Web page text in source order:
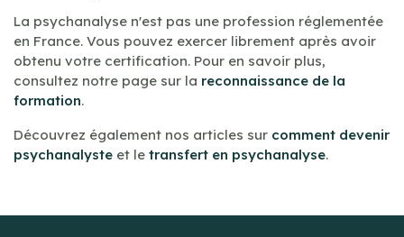
La psychanalyse n'est pas une profession réglementée
en France. Vous pouvez exercer librement après avoir
obtenu votre certification. Pour en savoir plus,
consultez notre page sur la reconnaissance de la
formation.
Découvrez également nos articles sur comment devenir
psychanalyste et le transfert en psychanalyse.